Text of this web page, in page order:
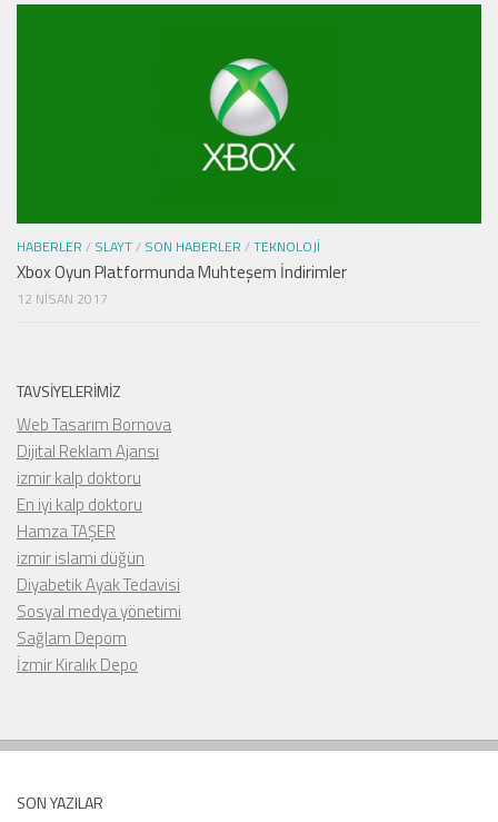
HABERLER / SLAYT/ SON HABERLER /TEKNOLOJI
Xbox Oyun Platformunda Muhteşem İndirimler
12 NISAN 2017
TAVSIYELERIMIZ
Web Tasarım Bornova
Dijital Reklam Ajansı
izmir kalp doktoru
En iyi kalp doktoru
Hamza TAŞER
izmir islami düğün
Diyabetik Ayak Tedavisi
Sosyal medya yönetimi
Sağlam Depom
İzmir Kiralık Depo
SON YAZILAR